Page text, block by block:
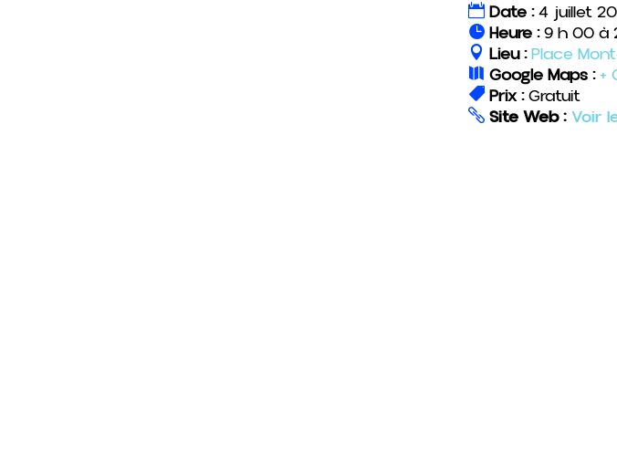
Date :4 juillet
Heure :9 h 00 à
Lieu :Place
Google Maps :+
Prix :Gratuit
Site Web : Voir